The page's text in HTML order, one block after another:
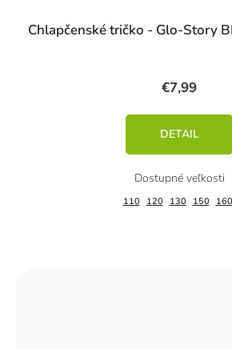
Chlapčenské tričko - Glo-Story
€7,99
DETAIL
110 120 130 150 160